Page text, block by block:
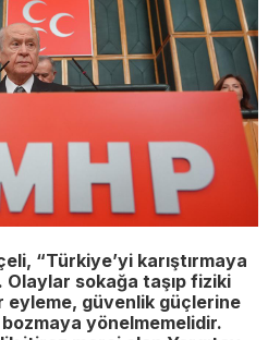
“Türkiye’yi karıştırmaya
sokağa taşıp fiziki
eyleme, güvenlik güçlerine
bozmaya yönelmemelidir.